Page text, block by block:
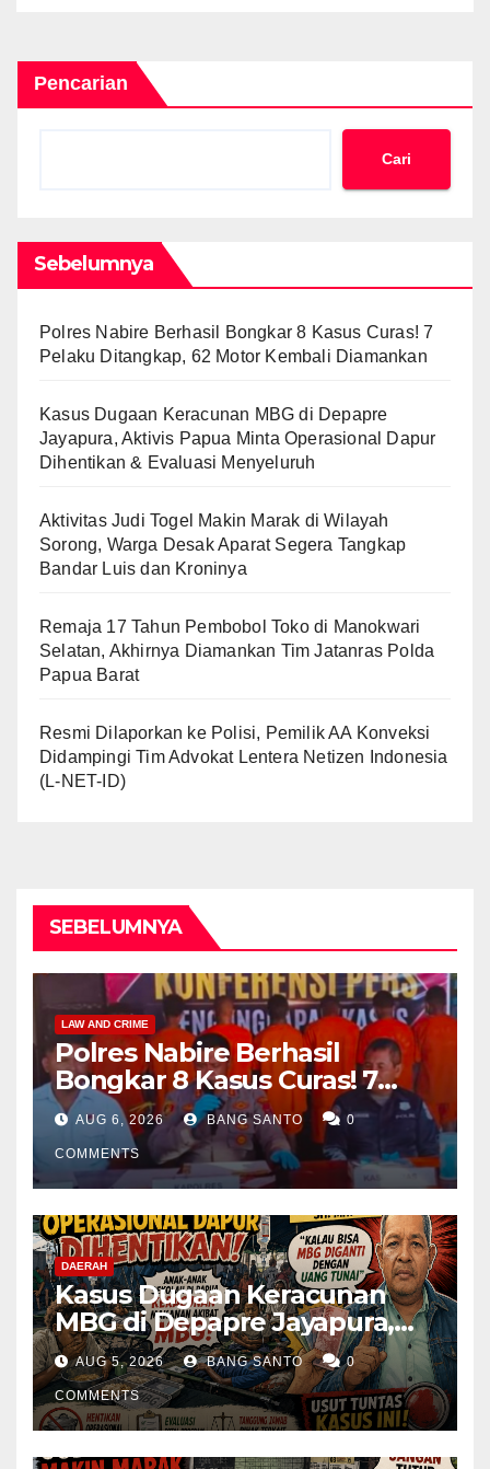
Pencarian
Cari
Sebelumnya
Polres Nabire Berhasil Bongkar 8 Kasus Curas! 7
Pelaku Ditangkap, 62 Motor Kembali Diamankan
Kasus Dugaan Keracunan MBG di Depapre
Jayapura, Aktivis Papua Minta Operasional Dapur
Dihentikan & Evaluasi Menyeluruh
Aktivitas Judi Togel Makin Marak di Wilayah
Sorong, Warga Desak Aparat Segera Tangkap
Bandar Luis dan Kroninya
Remaja 17 Tahun Pembobol Toko di Manokwari
Selatan, Akhirnya Diamankan Tim Jatanras Polda
Papua Barat
Resmi Dilaporkan ke Polisi, Pemilik AA Konveksi
Didampingi Tim Advokat Lentera Netizen Indonesia
(L-NET-ID)
SEBELUMNYA
LAW AND CRIME
Polres Nabire Berhasil
Bongkar 8 Kasus Curas! 7
Pelaku Ditangkap, 62 Motor
Kembali Diamankan
AUG 6, 2026 BANG SANTO 0
COMMENTS
DAERAH
Kasus Dugaan Keracunan
MBG di Depapre Jayapura,
Aktivis Papua Minta
Operasional Dapur
Dihentikan & Evaluasi
Menyeluruh
AUG 5, 2026 BANG SANTO 0
COMMENTS